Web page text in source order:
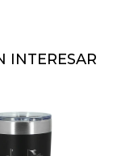
INTERESAR